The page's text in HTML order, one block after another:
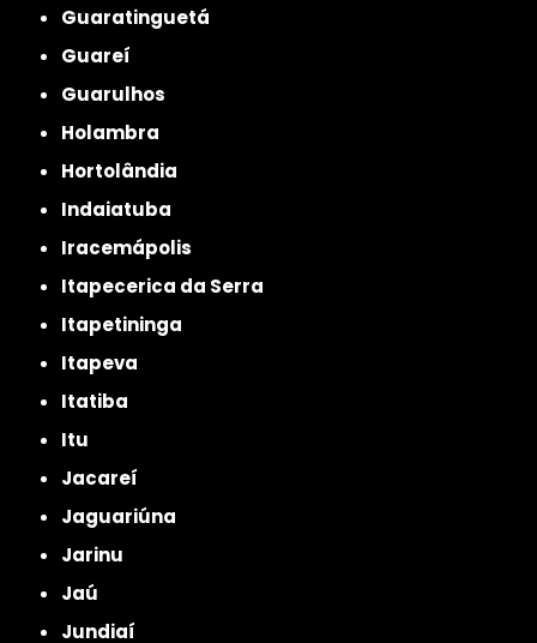
Guaratinguetá
Guareí
Guarulhos
Holambra
Hortolândia
Indaiatuba
Iracemápolis
Itapecerica da Serra
Itapetininga
Itapeva
Itatiba
Itu
Jacareí
Jaguariúna
Jarinu
Jaú
Jundiaí